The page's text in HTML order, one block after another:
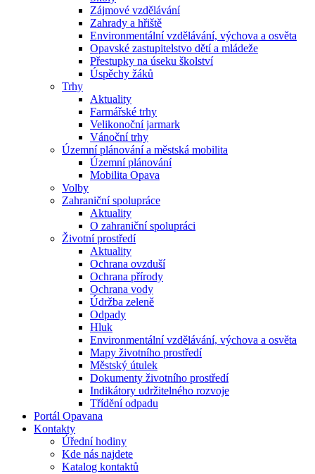
Zájmové vzdělávání
Zahrady a hřiště
Environmentální vzdělávání, výchova a osvěta
Opavské zastupitelstvo dětí a mládeže
Přestupky na úseku školství
Úspěchy žáků
Trhy
Aktuality
Farmářské trhy
Velikonoční jarmark
Vánoční trhy
Územní plánování a městská mobilita
Územní plánování
Mobilita Opava
Volby
Zahraniční spolupráce
Aktuality
O zahraniční spolupráci
Životní prostředí
Aktuality
Ochrana ovzduší
Ochrana přírody
Ochrana vody
Údržba zeleně
Odpady
Hluk
Environmentální vzdělávání, výchova a osvěta
Mapy životního prostředí
Městský útulek
Dokumenty životního prostředí
Indikátory udržitelného rozvoje
Třídění odpadu
Portál Opavana
Kontakty
Úřední hodiny
Kde nás najdete
Katalog kontaktů